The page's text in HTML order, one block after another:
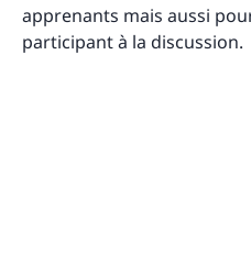
apprenants mais aussi
participant à la discussion.